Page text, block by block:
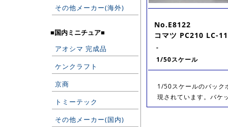
その他メーカー(海外)
■国内ミニチュア■
アオシマ 完成品
ケンクラフト
京商
トミーテック
その他メーカー(国内)
No.E8122
コマツ PC210 LC-11
-
1/50スケール
1/50スケールのバック
現されています。バケ